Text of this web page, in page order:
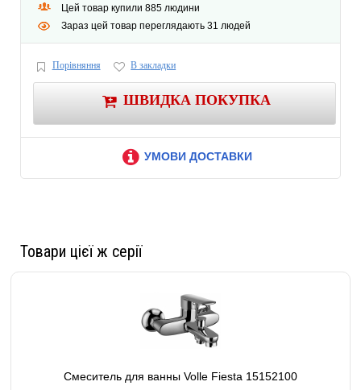
Цей товар купили 885 людини
Зараз цей товар переглядають 31 людей
Порівняння В закладки
ШВИДКА ПОКУПКА
УМОВИ ДОСТАВКИ
Товари цієї ж серії
Смеситель для ванны Volle Fiesta 15152100